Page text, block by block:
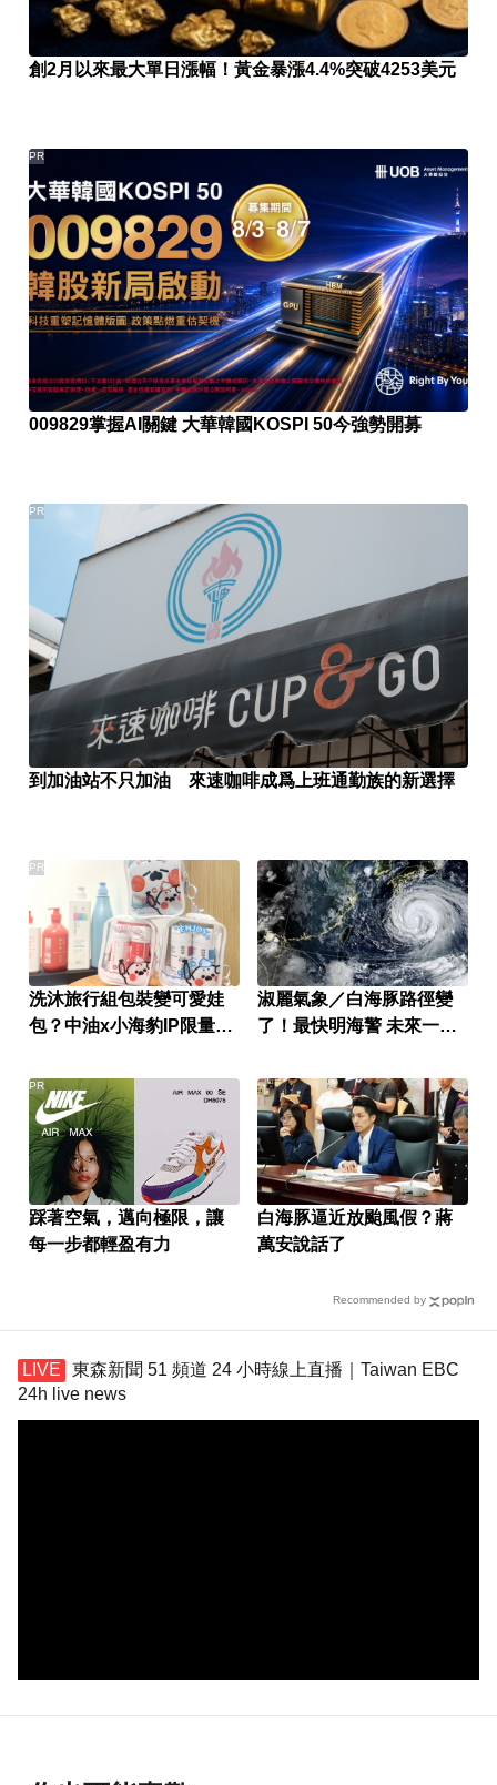
創2月以來最大單日漲幅！黃金暴漲4.4%突破4253美元
009829掌握AI關鍵 大華韓國KOSPI 50今強勢開募
PR
到加油站不只加油 來速咖啡成爲上班通勤族的新選擇
PR
洗沐旅行組包裝變可愛娃
包？中油x小海豹IP限量聯
PR
淑麗氣象／白海豚路徑變
了！最快明海警 未來一週
踩著空氣，邁向極限，讓
每一步都輕盈有力
PR
白海豚逼近放颱風假？蔣
萬安說話了
Recommended by
東森新聞 51 頻道 24 小時線上直播｜Taiwan EBC
24h live news